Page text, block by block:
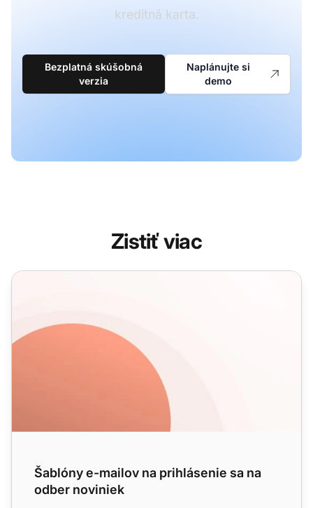
kreditná karta.
Bezplatná skúšobná
verzia
Naplánujte si
demo
Zistiť viac
Šablóny e-mailov na prihlásenie sa na odber noviniek
Šablóny e-mailov na prihlásenie sa na
odber noviniek